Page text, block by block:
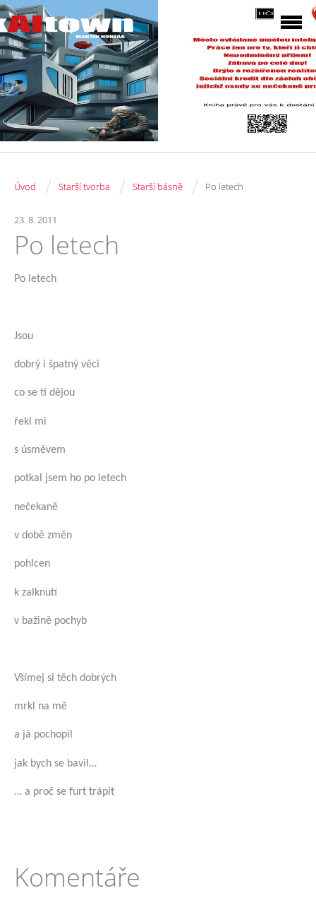
Úvod / Starší tvorba / Starší básně / Po letech
23. 8. 2011
Po letech
Po letech
Jsou
dobrý i špatný věci
co se ti dějou
řekl mi
s úsměvem
potkal jsem ho po letech
nečekaně
v době změn
pohlcen
k zalknutí
v bažině pochyb
Všímej si těch dobrých
mrkl na mě
a já pochopil
jak bych se bavil…
… a proč se furt trápit
Komentáře